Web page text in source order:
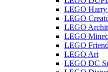
LEGO Harry
LEGO
LEGO
LEGO
LEGO
LEGO Art
LEGO DC